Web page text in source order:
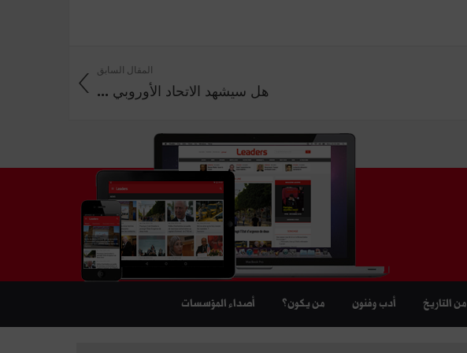
المقال السابق
هل سيشهد الاتحاد الأوروبي ...
من التاريخ أدب وفنون من يكون؟ أصداء المؤسسات